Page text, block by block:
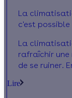
La
c'est possible
La
rafraîchir
de se ruiner.
Lire